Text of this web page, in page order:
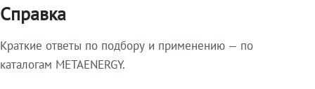
Справка
Краткие ответы по подбору и применению — по
каталогам METAENERGY.